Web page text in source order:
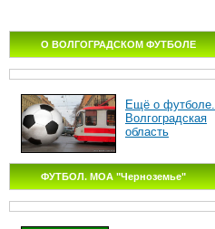
О ВОЛГОГРАДСКОМ ФУТБОЛЕ
Ещё о футболе.
Волгоградская
область
ФУТБОЛ. МОА "Черноземье"